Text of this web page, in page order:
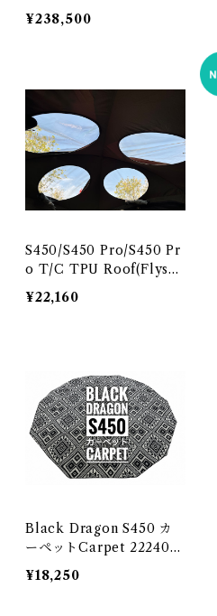
｜Mountain Gray YUN
AN Pole Fully Enclose
8
¥238,500
S450/S450 Pro/S450 Pr
o T/C TPU Roof(Flyshe
et)
¥22,160
Black Dragon S450 カ
ーペットCarpet 222404
0006-06
¥18,250